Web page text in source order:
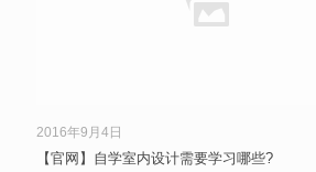
2016年9月4日
【官网】自学室内设计需要学习哪些?